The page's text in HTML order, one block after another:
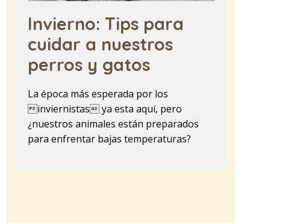
Invierno: Tips para
cuidar a nuestros
perros y gatos
La época más esperada por los
inviernistas ya esta aquí, pero
¿nuestros animales están preparados
para enfrentar bajas temperaturas?